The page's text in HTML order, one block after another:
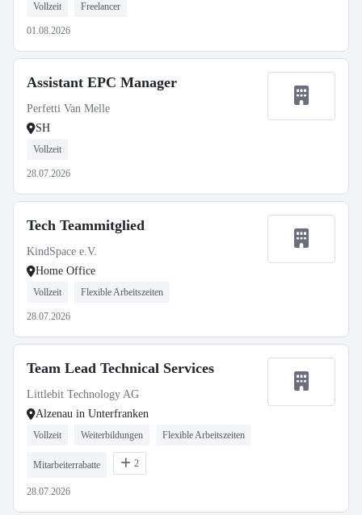
Vollzeit Freelancer
01.08.2026
Assistant EPC Manager
Perfetti Van Melle
SH
Vollzeit
28.07.2026
Tech Teammitglied
KindSpace e.V.
Home Office
Vollzeit Flexible Arbeitszeiten
28.07.2026
Team Lead Technical Services
Littlebit Technology AG
Alzenau in Unterfranken
Vollzeit Weiterbildungen Flexible Arbeitszeiten
Mitarbeiterrabatte 2
28.07.2026